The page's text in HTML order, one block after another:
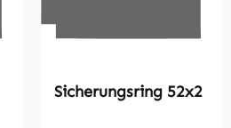
Sicherungsring 52x2